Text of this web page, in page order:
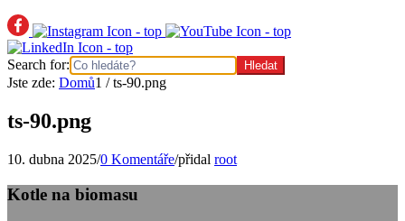
Search for:
Jste zde: Domů1 / ts-90.png
ts-90.png
10. dubna 2025/0 Komentáře/přidal root
Kotle na biomasu